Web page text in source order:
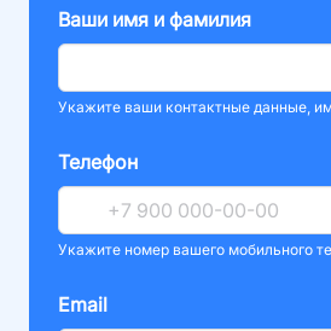
Ваши имя и фамилия
Укажите ваши контактные данные,
Телефон
Укажите номер вашего мобильного
Email